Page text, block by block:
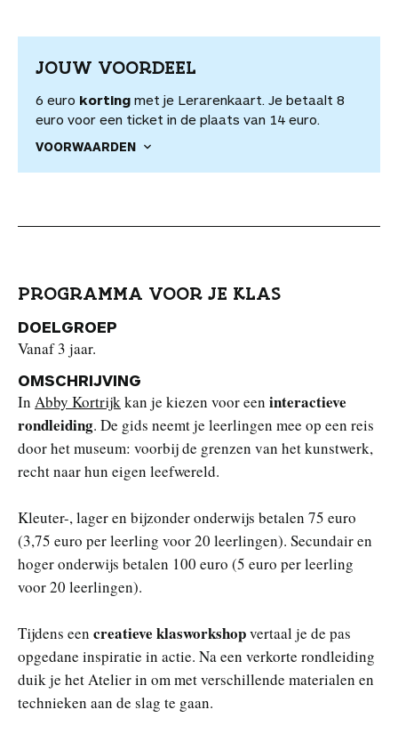
JOUW VOORDEEL
6 euro korting met je Lerarenkaart. Je betaalt 8
euro voor een ticket in de plaats van 14 euro.
VOORWAARDEN
PROGRAMMA VOOR JE KLAS
DOELGROEP
Vanaf 3 jaar.
OMSCHRIJVING
In Abby Kortrijkkan je kiezen voor een interactieve
rondleiding. De gids neemt je leerlingen mee op een reis
door het museum: voorbij de grenzen van het kunstwerk,
recht naar hun eigen leefwereld.
Kleuter-, lager en bijzonder onderwijs betalen 75 euro
(3,75 euro per leerling voor 20 leerlingen). Secundair en
hoger onderwijs betalen 100 euro (5 euro per leerling
voor 20 leerlingen).
Tijdens een creatieve klasworkshopvertaal je de pas
opgedane inspiratie in actie. Na een verkorte rondleiding
duik je het Atelier in om met verschillende materialen en
technieken aan de slag te gaan.